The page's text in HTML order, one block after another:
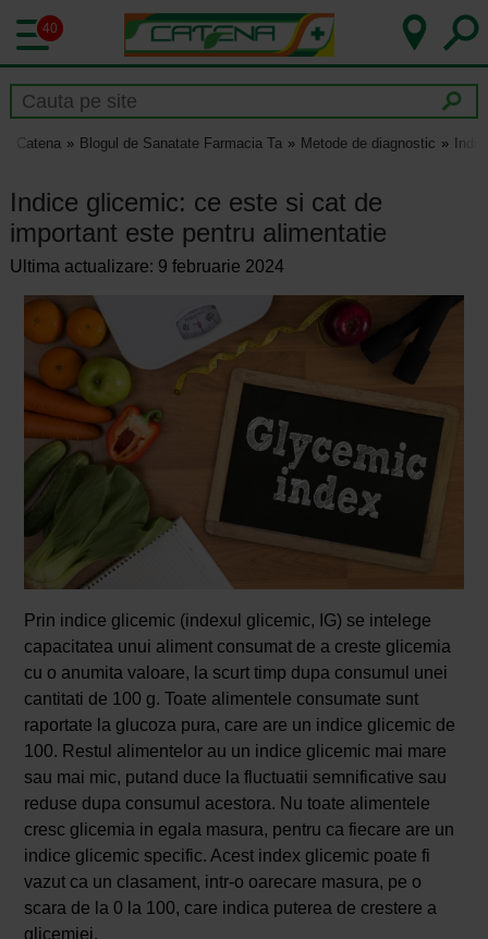
40
Catena Blogul de Sanatate Farmacia Ta Metode de diagnostic
Indice glicemic: ce este si cat de
important este pentru alimentatie
Ultima actualizare: 9 februarie 2024
Prin indice glicemic (indexul glicemic, IG) se intelege
capacitatea unui aliment consumat de a creste glicemia
cu o anumita valoare, la scurt timp dupa consumul unei
cantitati de 100 g. Toate alimentele consumate sunt
raportate la glucoza pura, care are un indice glicemic de
100. Restul alimentelor au un indice glicemic mai mare
sau mai mic, putand duce la fluctuatii semnificative sau
reduse dupa consumul acestora. Nu toate alimentele
cresc glicemia in egala masura, pentru ca fiecare are un
indice glicemic specific. Acest index glicemic poate fi
vazut ca un clasament, intr-o oarecare masura, pe o
scara de la 0 la 100, care indica puterea de crestere a
glicemiei.